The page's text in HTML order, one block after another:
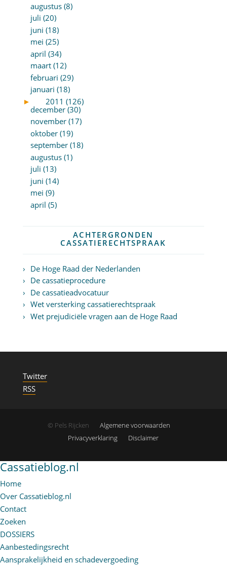
augustus (8)
juli (20)
juni (18)
mei (25)
april (34)
maart (12)
februari (29)
januari (18)
►
2011 (126)
december (30)
november (17)
oktober (19)
september (18)
augustus (1)
juli (13)
juni (14)
mei (9)
april (5)
ACHTERGRONDEN
CASSATIERECHTSPRAAK
De Hoge Raad der Nederlanden
De cassatieprocedure
De cassatieadvocatuur
Wet versterking cassatierechtspraak
Wet prejudiciële vragen aan de Hoge Raad
Twitter
RSS
© Pels Rijcken
Algemene voorwaarden
Privacyverklaring
Disclaimer
Cassatieblog.nl
Home
Over Cassatieblog.nl
Contact
Zoeken
DOSSIERS
Aanbestedingsrecht
Aansprakelijkheid en schadevergoeding